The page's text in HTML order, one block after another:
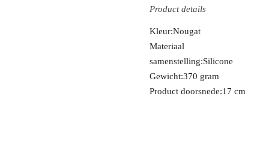
Product details
Kleur:Nougat
Materiaal
samenstelling:Silicone
Gewicht:370 gram
Product doorsnede:17 cm